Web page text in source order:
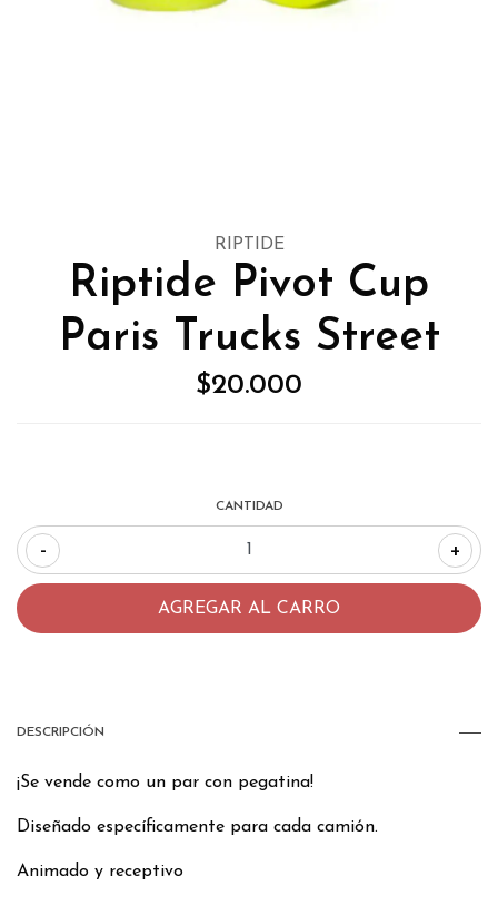
RIPTIDE
Riptide Pivot Cup
Paris Trucks Street
$20.000
CANTIDAD
- +
DESCRIPCIÓN
¡Se vende como un par con pegatina!
Diseñado específicamente para cada camión.
Animado y receptivo